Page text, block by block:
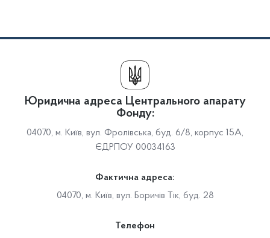
Юридична адреса Центрального апарату
Фонду:
04070, м. Київ, вул. Фролівська, буд. 6/8, корпус 15А,
ЄДРПОУ 00034163
Фактична адреса:
04070, м. Київ, вул. Боричів Тік, буд. 28
Телефон